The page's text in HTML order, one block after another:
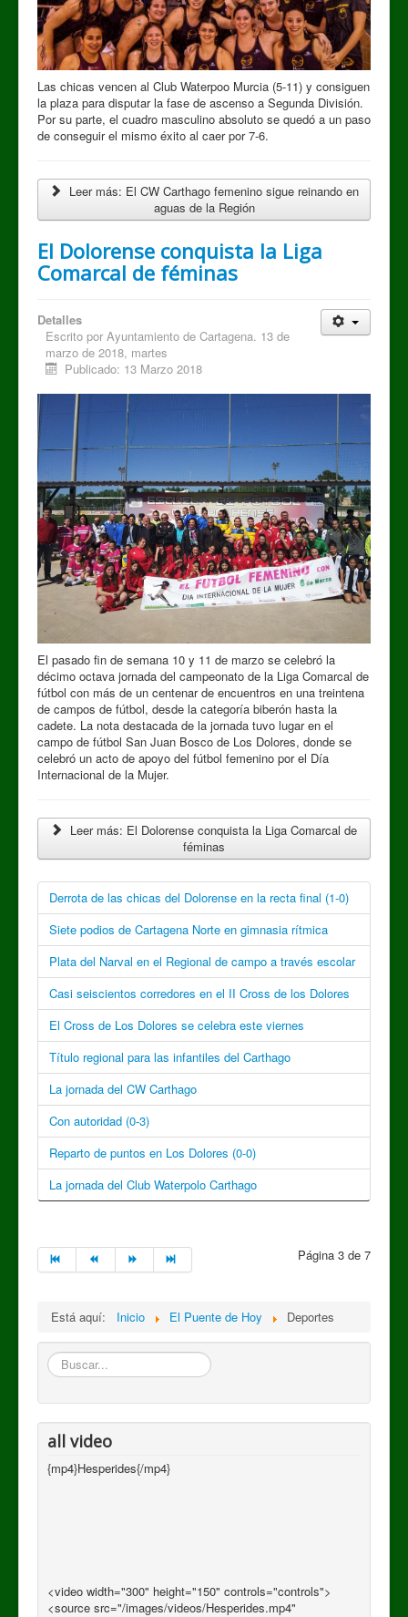
Las chicas vencen al Club Waterpoo Murcia (5-11) y consiguen
la plaza para disputar la fase de ascenso a Segunda División.
Por su parte, el cuadro masculino absoluto se quedó a un paso
de conseguir el mismo éxito al caer por 7-6.
Leer más: El CW Carthago femenino sigue reinando en
aguas de la Región
El Dolorense conquista la Liga
Comarcal de féminas
Detalles
Escrito por Ayuntamiento de Cartagena. 13 de
marzo de 2018, martes
Publicado: 13 Marzo 2018
El pasado fin de semana 10 y 11 de marzo se celebró la
décimo octava jornada del campeonato de la Liga Comarcal de
fútbol con más de un centenar de encuentros en una treintena
de campos de fútbol, desde la categoría biberón hasta la
cadete. La nota destacada de la jornada tuvo lugar en el
campo de fútbol San Juan Bosco de Los Dolores, donde se
celebró un acto de apoyo del fútbol femenino por el Día
Internacional de la Mujer.
Leer más: El Dolorense conquista la Liga Comarcal de
féminas
Derrota de las chicas del Dolorense en la recta final (1-0)
Siete podios de Cartagena Norte en gimnasia rítmica
Plata del Narval en el Regional de campo a través escolar
Casi seiscientos corredores en el II Cross de los Dolores
El Cross de Los Dolores se celebra este viernes
Título regional para las infantiles del Carthago
La jornada del CW Carthago
Con autoridad (0-3)
Reparto de puntos en Los Dolores (0-0)
La jornada del Club Waterpolo Carthago
Página 3 de 7
Está aquí: Inicio El Puente de Hoy Deportes
Buscar
all video
{mp4}Hesperides{/mp4}
<video width="300" height="150" controls="controls">
<source src="/images/videos/Hesperides.mp4"